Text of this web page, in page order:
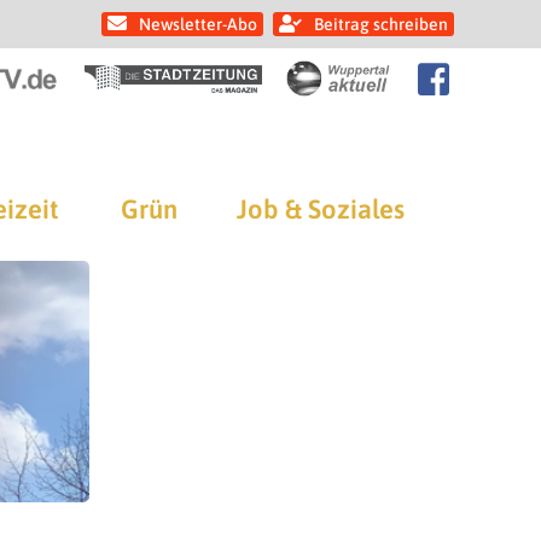
Newsletter-Abo Beitrag schreiben
Grün Job & Soziales